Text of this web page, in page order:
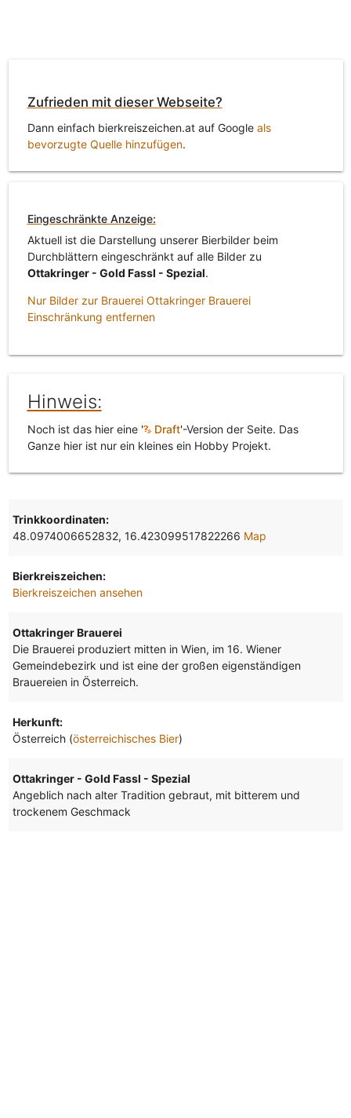
Zufrieden mit dieser Webseite?
Dann einfach bierkreiszeichen.at auf Google als
bevorzugte Quelle hinzufügen.
Eingeschränkte Anzeige:
Aktuell ist die Darstellung unserer Bierbilder beim
Durchblättern eingeschränkt auf alle Bilder zu
Ottakringer - Gold Fassl - Spezial.
Nur Bilder zur Brauerei Ottakringer Brauerei
Einschränkung entfernen
Hinweis:
Noch ist das hier eine ' Draft'-Version der Seite. Das
Ganze hier ist nur ein kleines ein Hobby Projekt.
Trinkkoordinaten:
48.0974006652832, 16.423099517822266 Map
Bierkreiszeichen:
Bierkreiszeichen ansehen
Ottakringer Brauerei
Die Brauerei produziert mitten in Wien, im 16. Wiener
Gemeindebezirk und ist eine der großen eigenständigen
Brauereien in Österreich.
Herkunft:
Österreich (österreichisches Bier)
Ottakringer - Gold Fassl - Spezial
Angeblich nach alter Tradition gebraut, mit bitterem und
trockenem Geschmack